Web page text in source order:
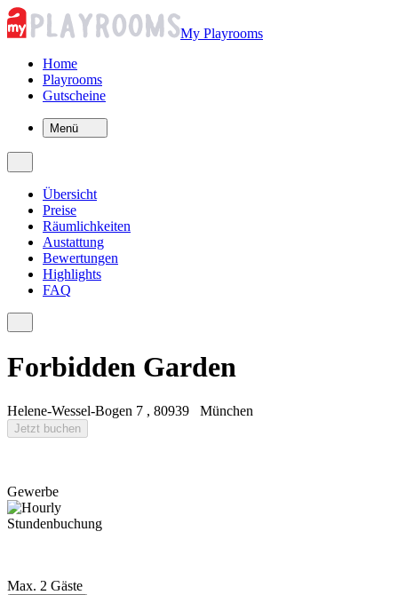
My Playrooms
Home
Playrooms
Gutscheine
Menü
Übersicht
Preise
Räumlichkeiten
Austattung
Bewertungen
Highlights
FAQ
Forbidden Garden
Helene-Wessel-Bogen 7 , 80939 München
Jetzt buchen
Gewerbe
Stundenbuchung
Max. 2 Gäste